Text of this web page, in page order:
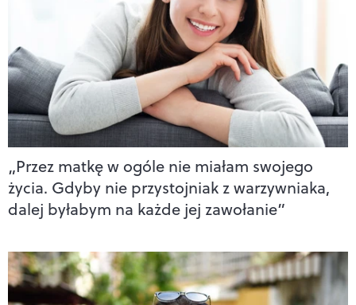
„Przez matkę w ogóle nie miałam swojego
życia. Gdyby nie przystojniak z warzywniaka,
dalej byłabym na każde jej zawołanie”